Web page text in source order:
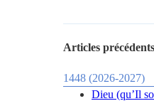
Articles
1448 (2026-2027)
Dieu (qu’Il